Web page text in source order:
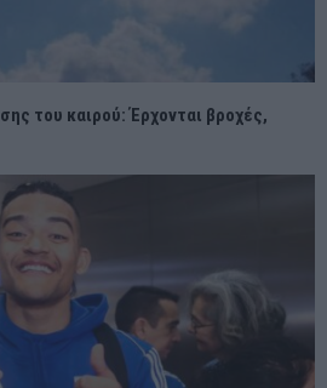
του καιρού: Έρχονται βροχές,